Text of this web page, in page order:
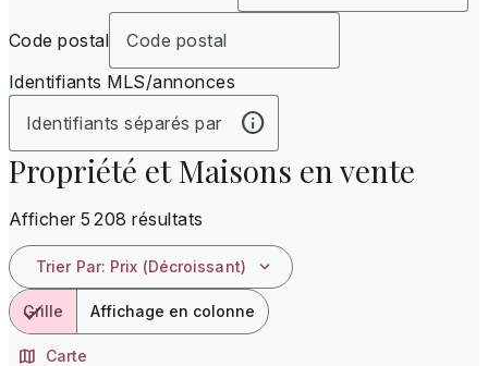
Code postal
Identifiants MLS/annonces
Propriété et Maisons en vente
Afficher 5 208 résultats
Trier Par: Prix (décroissant)
Grille Affichage en colonne
Carte